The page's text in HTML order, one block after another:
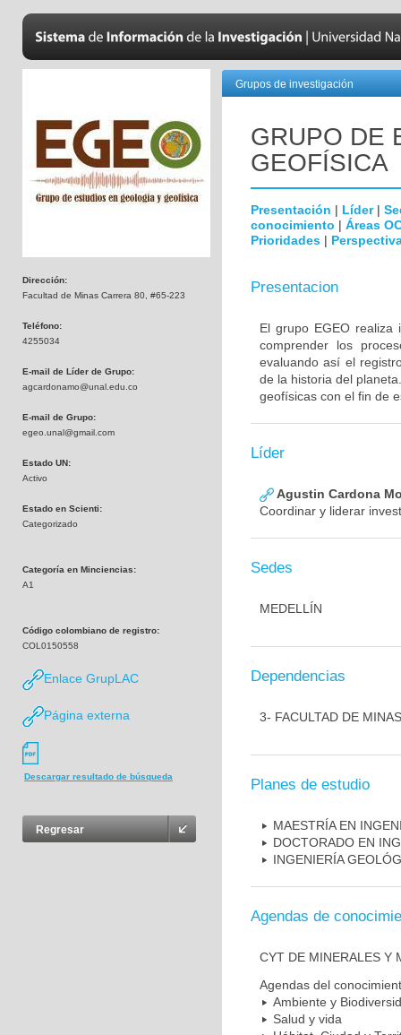
Dirección:
Facultad de Minas Carrera 80, #65-223
Teléfono:
4255034
E-mail de Líder de Grupo:
agcardonamo@unal.edu.co
E-mail de Grupo:
egeo.unal@gmail.com
Estado UN:
Activo
Estado en Scienti:
Categorizado
Categoría en Minciencias:
A1
Código colombiano de registro:
COL0150558
Enlace GrupLAC
Página externa
Descargar resultado de búsqueda
Regresar
Grupos de investigación
GRUPO DE
GEOFÍSICA
Presentación | Líder|
conocimiento | Áreas
Prioridades |
Presentacion
El grupo EGEO
comprender los
evaluando así el
de la historia del
geofísicas con el fin de
Líder
Agustin Cardona
Coordinar y liderar
Sedes
MEDELLÍN
Dependencias
3- FACULTAD DE MINAS
Planes de estudio
MAESTRÍA EN
DOCTORADO EN
INGENIERÍA
Agendas de
CYT DE MINERALES Y
Agendas del
Ambiente y
Salud y vida